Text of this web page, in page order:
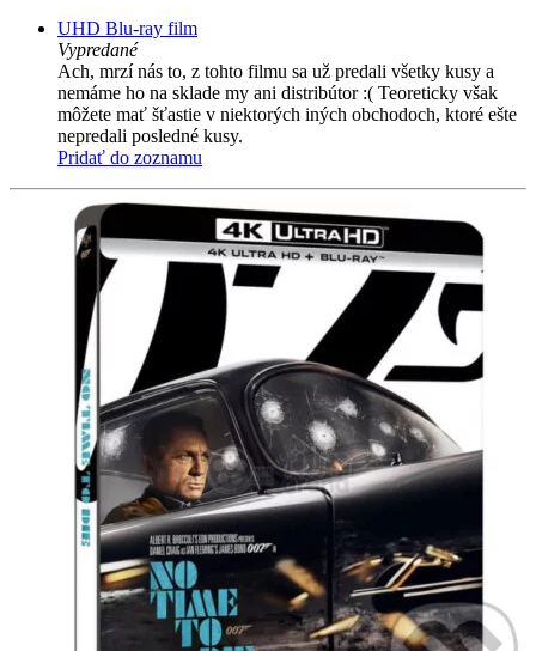
UHD Blu-ray film
Vypredané
Ach, mrzí nás to, z tohto filmu sa už predali všetky kusy a
nemáme ho na sklade my ani distribútor :( Teoreticky však
môžete mať šťastie v niektorých iných obchodoch, ktoré ešte
nepredali posledné kusy.
Pridať do zoznamu